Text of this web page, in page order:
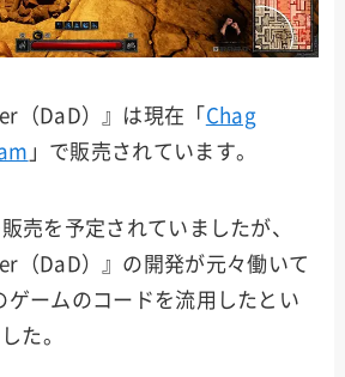
（DaD）』は現在「 Chag
」で販売されています。
売を予定されていましたが、
（DaD）』の開発が元々働いて
ゲームのコードを流用したとい
た。